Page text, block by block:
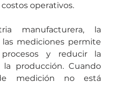
operativos.
manufacturera, la
mediciones permite
y reducir la
la producción. Cuando
medición no está